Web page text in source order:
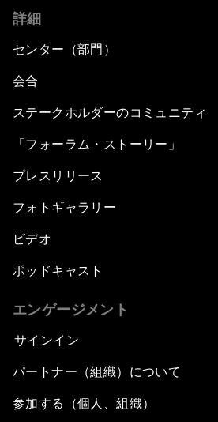
詳細
センター（部門）
会合
ステークホルダーのコミュニティ
「フォーラム・ストーリー」
プレスリリース
フォトギャラリー
ビデオ
ポッドキャスト
エンゲージメント
サインイン
パートナー（組織）について
参加する（個人、組織）